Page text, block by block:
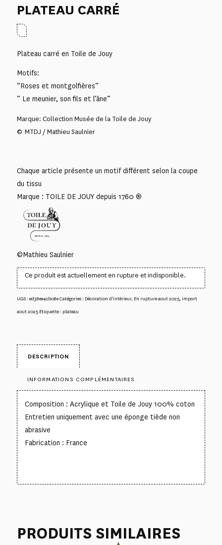
PLATEAU CARRÉ
Plateau carré en Toile de Jouy
Motifs:
“Roses et montgolfières”
” Le meunier, son fils et l’âne”
Marque: Collection Musée de la Toile de Jouy
© MTDJ / Mathieu Saulnier
Chaque article présente un motif différent selon la coupe
du tissu
Marque : TOILE DE JOUY depuis 1760 ®
©Mathieu Saulnier
Ce produit est actuellement en rupture et indisponible.
UGS :ed38ee42b08eCatégories : Décoration d'intérieur, En rupture aout 2025, import
aout 2025 Étiquette : plateau
DESCRIPTION
INFORMATIONS COMPLÉMENTAIRES
Composition : Acrylique et Toile de Jouy 100% coton
Entretien uniquement avec une éponge tiède non
abrasive
Fabrication : France
PRODUITS SIMILAIRES